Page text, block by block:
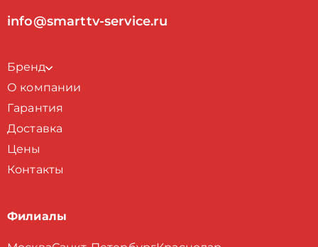
info@smarttv-service.ru
Бренд
О компании
Гарантия
Доставка
Цены
Контакты
Филиалы